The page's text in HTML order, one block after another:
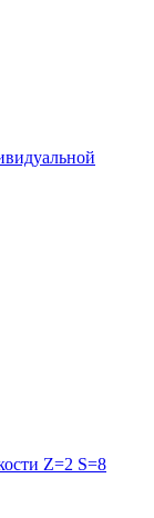
Z=2 S=8